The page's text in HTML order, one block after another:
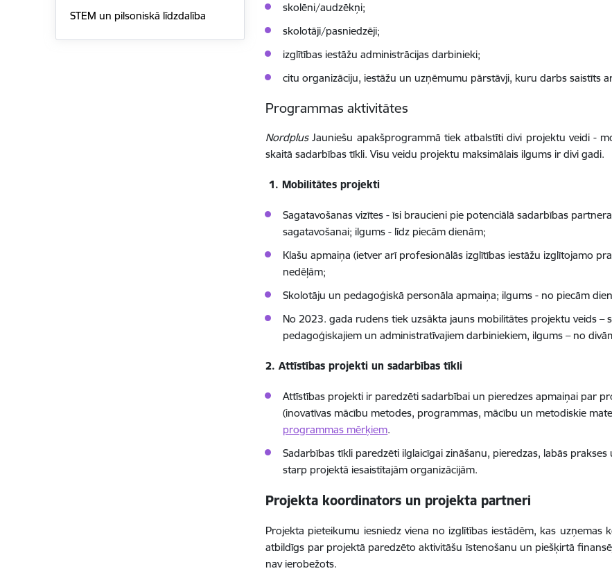
STEM un pilsoniskā līdzdalība
skolēni/audzēkņi;
skolotāji/pasniedzēji;
izglītības iestāžu administrācijas darbinieki;
citu organizāciju, iestāžu un uzņēmumu pārstāvji, kuru darbs saistīts
Programmas aktivitātes
NordplusJauniešu apakšprogrammā tiek atbalstīti divi projektu veidi -
skaitā sadarbības tīkli. Visu veidu projektu maksimālais ilgums ir divi gadi.
1. Mobilitātes projekti
Sagatavošanas vizītes- īsi braucieni pie potenciālā sadarbības
sagatavošanai; ilgums - līdz piecām dienām;
Klašu apmaiņa (ietver arī profesionālās izglītības iestāžu izglītojamo
nedēļām;
Skolotāju un pedagoģiskā personāla apmaiņa; ilgums - no piecām
No 2023. gada rudens tiek uzsākta jauns mobilitātes projektu veids –
pedagoģiskajiem un administratīvajiem darbiniekiem, ilgums – no
2.Attīstības projekti un sadarbības tīkli
Attīstības projekti ir paredzēti sadarbībai un pieredzes apmaiņai par
(inovatīvas mācību metodes, programmas, mācību un metodiskie
programmas mērķiem.
Sadarbības tīkli paredzēti ilglaicīgai zināšanu, pieredzas, labās
starp projektā iesaistītajām organizācijām.
Projekta koordinators un projekta partneri
Projekta pieteikumu iesniedz viena no izglītības iestādēm, kas uzņemas
atbildīgs par projektā paredzēto aktivitāšu īstenošanu un piešķirtā
nav ierobežots.